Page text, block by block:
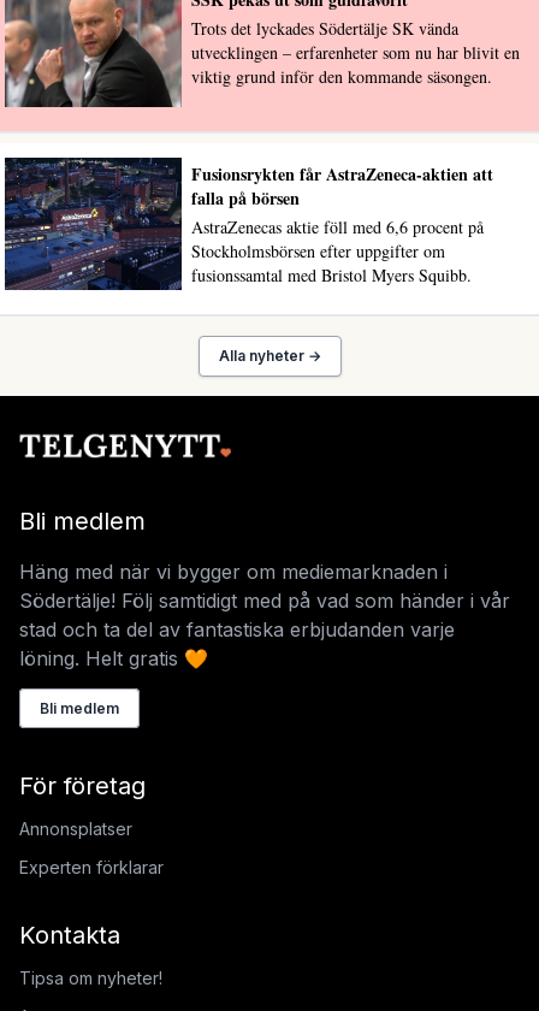
Trots det lyckades Södertälje SK vända
utvecklingen – erfarenheter som nu har blivit en
viktig grund inför den kommande säsongen.
Fusionsrykten får AstraZeneca-aktien att
falla på börsen
AstraZenecas aktie föll med 6,6 procent på
Stockholmsbörsen efter uppgifter om
fusionssamtal med Bristol Myers Squibb.
Alla nyheter →
Bli medlem
Häng med när vi bygger om mediemarknaden i
Södertälje! Följ samtidigt med på vad som händer i vår
stad och ta del av fantastiska erbjudanden varje
löning. Helt gratis 🧡
Bli medlem
För företag
Annonsplatser
Experten förklarar
Kontakta
Tipsa om nyheter!